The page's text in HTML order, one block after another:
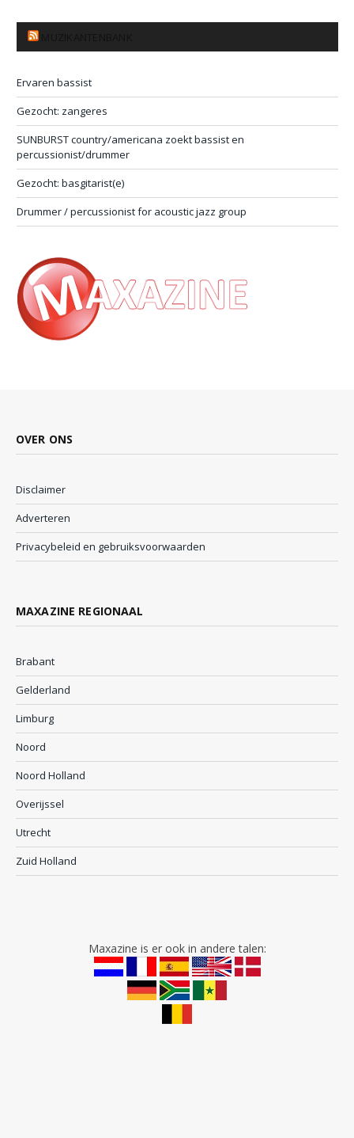
Ervaren bassist
Gezocht: zangeres
SUNBURST country/americana zoekt bassist en
percussionist/drummer
Gezocht: basgitarist(e)
Drummer / percussionist for acoustic jazz group
OVER ONS
Disclaimer
Adverteren
Privacybeleid en gebruiksvoorwaarden
MAXAZINE REGIONAAL
Brabant
Gelderland
Limburg
Noord
Noord Holland
Overijssel
Utrecht
Zuid Holland
Maxazine is er ook in andere talen: